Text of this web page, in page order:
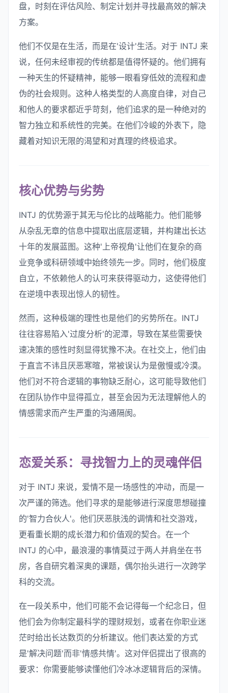
盘，时刻在评估风险、制定计划并寻找最高效的解决
方案。
他们不仅是在生活，而是在'设计'生活。对于 INTJ 来
说，任何未经审视的传统都是值得怀疑的。他们拥有
一种天生的怀疑精神，能够一眼看穿低效的流程和虚
伪的社会规则。这种人格类型的人高度自律，对自己
和他人的要求都近乎苛刻，他们追求的是一种绝对的
智力独立和系统性的完美。在他们冷峻的外表下，隐
藏着对知识无限的渴望和对真理的终极追求。
核心优势与劣势
INTJ 的优势源于其无与伦比的战略能力。他们能够
从杂乱无章的信息中提取出底层逻辑，并构建出长达
十年的发展蓝图。这种'上帝视角'让他们在复杂的商
业竞争或科研领域中始终领先一步。同时，他们极度
自立，不依赖他人的认可来获得驱动力，这使得他们
在逆境中表现出惊人的韧性。
然而，这种极端的理性也是他们的劣势所在。INTJ
往往容易陷入'过度分析'的泥潭，导致在某些需要快
速决策的感性时刻显得犹豫不决。在社交上，他们由
于直言不讳且厌恶寒暄，常被误认为是傲慢或冷漠。
他们对不符合逻辑的事物缺乏耐心，这可能导致他们
在团队协作中显得孤立，甚至会因为无法理解他人的
情感需求而产生严重的沟通隔阂。
恋爱关系：寻找智力上的灵魂伴侣
对于 INTJ 来说，爱情不是一场感性的冲动，而是一
次严谨的筛选。他们寻求的是能够进行深度思想碰撞
的'智力合伙人'。他们厌恶肤浅的调情和社交游戏，
更看重长期的成长潜力和价值观的契合。在一个
INTJ 的心中，最浪漫的事情莫过于两人并肩坐在书
房，各自研究着深奥的课题，偶尔抬头进行一次跨学
科的交流。
在一段关系中，他们可能不会记得每一个纪念日，但
他们会为你制定最科学的理财规划，或者在你职业迷
茫时给出长达数页的分析建议。他们表达爱的方式
是'解决问题'而非'情感共情'。这对伴侣提出了很高的
要求：你需要能够读懂他们冷冰冰逻辑背后的深情。